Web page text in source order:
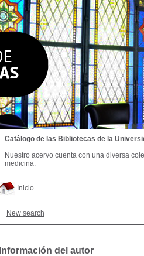
Inicio
New search
Información del autor
Catálogo de las Bibliotecas de la
Nuestro acervo cuenta con una diversa
medicina.